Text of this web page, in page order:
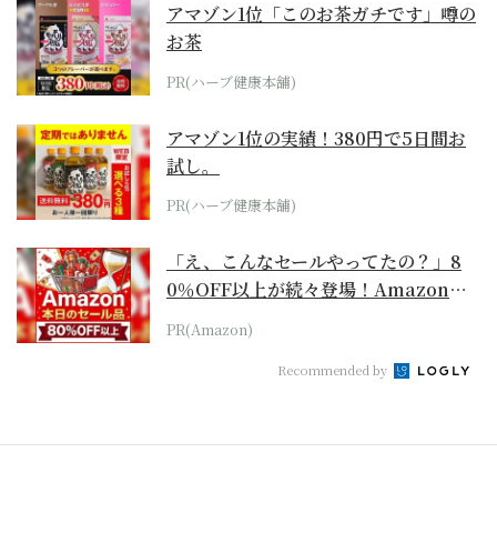
アマゾン1位「このお茶ガチです」噂の
お茶
PR(ハーブ健康本舗)
アマゾン1位の実績！380円で5日間お
試し。
PR(ハーブ健康本舗)
「え、こんなセールやってたの？」8
0％OFF以上が続々登場！Amazonの
本気が...
PR(Amazon)
Recommended by